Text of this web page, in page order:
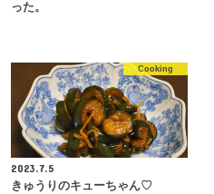
った。
Cooking
2023.7.5
きゅうりのキューちゃん♡